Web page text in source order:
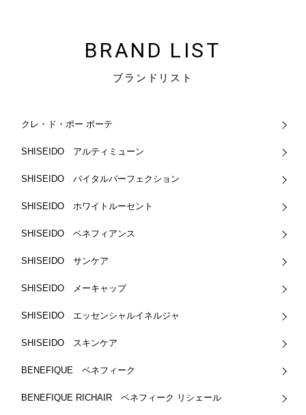
BRAND LIST
ブランドリスト
クレ・ド・ポー ボーテ
SHISEIDO アルティミューン
SHISEIDO バイタルパーフェクション
SHISEIDO ホワイトルーセント
SHISEIDO ベネフィアンス
SHISEIDO サンケア
SHISEIDO メーキャップ
SHISEIDO エッセンシャルイネルジャ
SHISEIDO スキンケア
BENEFIQUE ベネフィーク
BENEFIQUE RICHAIR ベネフィーク リシェール